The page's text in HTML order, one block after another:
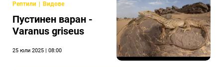
Рептили Видове
Пустинен варан -
Varanus griseus
25 юли 2025 | 08:00